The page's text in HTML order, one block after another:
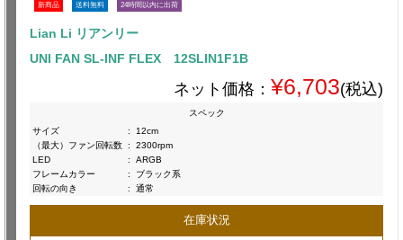
新商品 送料無料 24時間以内に出荷
Lian Li リアンリー
UNI FAN SL-INF FLEX 12SLIN1F1B
ネット価格： ¥6,703(税込)
スペック
サイズ
:
12cm
（最大）ファン回転数 :
2300rpm
LED
:
ARGB
フレームカラー
:
ブラック系
回転の向き
: 通常
在庫状況